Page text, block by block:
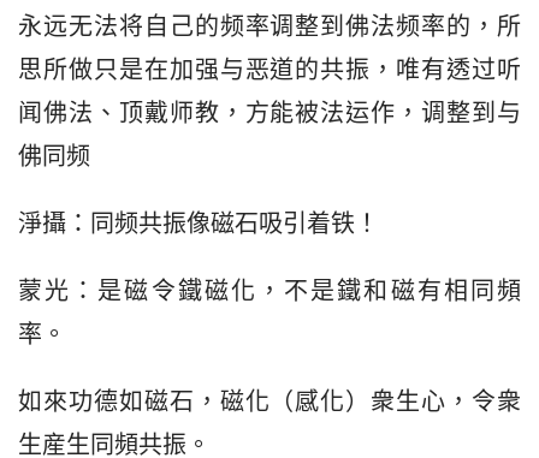
永远无法将自己的频率调整到佛法频率的，所
思所做只是在加强与恶道的共振，唯有透过听
闻佛法、顶戴师教，方能被法运作，调整到与
佛同频
淨攝：同频共振像磁石吸引着铁！
蒙光：是磁令鐵磁化，不是鐵和磁有相同頻
率。
如來功德如磁石，磁化（感化）衆生心，令衆
生産生同頻共振。